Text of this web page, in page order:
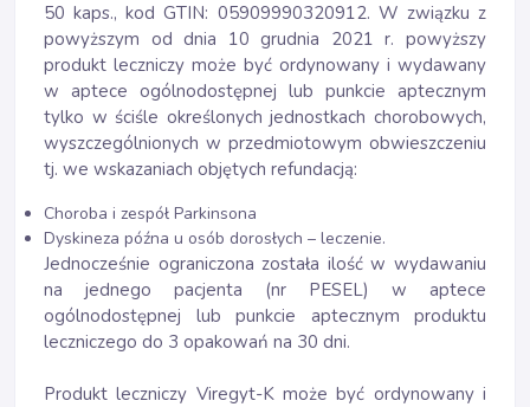
50 kaps., kod GTIN: 05909990320912. W związku z
powyższym od dnia 10 grudnia 2021 r. powyższy
produkt leczniczy może być ordynowany i wydawany
w aptece ogólnodostępnej lub punkcie aptecznym
tylko w ściśle określonych jednostkach chorobowych,
wyszczególnionych w przedmiotowym obwieszczeniu
tj. we wskazaniach objętych refundacją:
Choroba i zespół Parkinsona
Dyskineza późna u osób dorosłych – leczenie.
Jednocześnie ograniczona została ilość w wydawaniu
na jednego pacjenta (nr PESEL) w aptece
ogólnodostępnej lub punkcie aptecznym produktu
leczniczego do 3 opakowań na 30 dni.
Produkt leczniczy Viregyt-K może być ordynowany i